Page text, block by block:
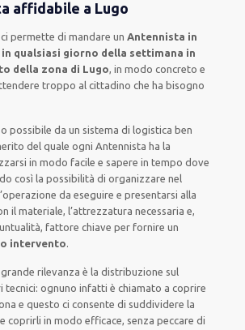
affidabile a Lugo
permette di mandare unAntennista in
qualsiasi giorno della settimana in
della zona di Lugo, in modo concreto e
troppo al cittadino che ha bisogno
possibile da un sistema di logistica ben
del quale ogni Antennista ha la
in modo facile e sapere in tempo dove
così la possibilità di organizzare nel
da eseguire e presentarsi alla
il materiale, l’attrezzatura necessaria e,
fattore chiave per fornire un
intervento.
rilevanza è la distribuzione sul
ognuno infatti è chiamato a coprire
e questo ci consente di suddividere la
coprirli in modo efficace, senza peccare di